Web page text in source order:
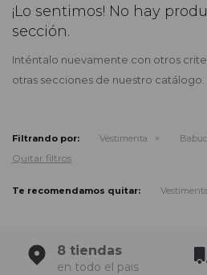
¡Lo sentimos! No hay
sección.
Inténtalo nuevamente con otros
otras secciones de nuestro catálogo.
Filtrando por: Vestimenta
Quitar filtros
Te recomendamos quitar: Vestimenta
8 tiendas
en todo el pais